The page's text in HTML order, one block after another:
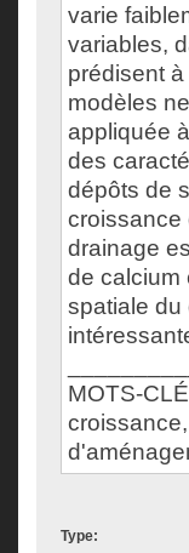
varie
variables,
prédisent
modèles
appliquée
des
dépôts de
croissance
drainage
de calcium
spatiale du
MOTS-
Type: